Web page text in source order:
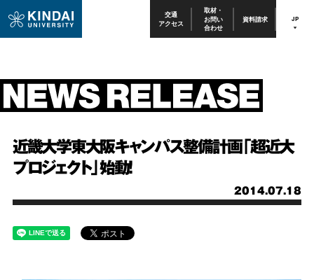
交通
アクセス
取材・
お問い
合わせ
資料請求 JP
近畿大学東大阪キャンパス整備計画「超近大
プロジェクト」始動！
2014.07.18